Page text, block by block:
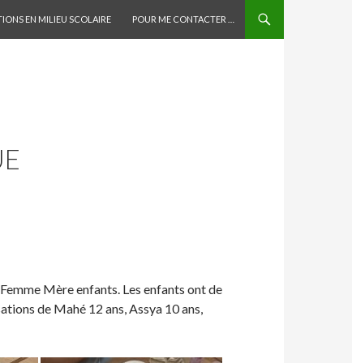
EN MILIEU SCOLAIRE
POUR ME CONTACTER …
Mère enfants. Les enfants ont de
de Mahé 12 ans, Assya 10 ans,